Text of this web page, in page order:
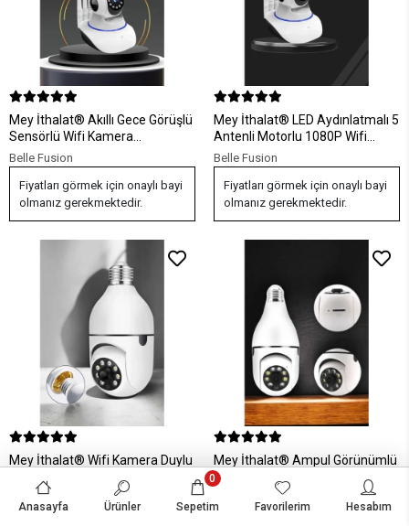
Mey İthalat® Akıllı Gece Görüşlü
Sensörlü Wifi Kamera
Telefondan Takip Edilebilir
Belle Fusion
Fiyatları görmek için onaylı bayi
olmanız gerekmektedir.
Mey İthalat® LED Aydınlatmalı 5
Antenli Motorlu 1080P Wifi
Kamera Sensörlü
Belle Fusion
Fiyatları görmek için onaylı bayi
olmanız gerekmektedir.
Mey İthalat® Wifi Kamera Duylu
Dönebilen Ev Kamerası
Belle Fusion
Mey İthalat® Ampul Görünümlü
Güvenlik Kamerası Duylu Wifi
Kamerası Dönebilen
Anasayfa Ürünler Sepetim
0
Favorilerim Hesabım